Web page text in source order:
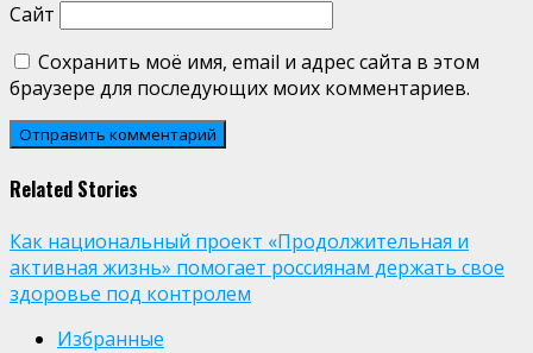
Сайт
Сохранить моё имя, email и адрес сайта в этом
браузере для последующих моих комментариев.
Related Stories
Как национальный проект «Продолжительная и
активная жизнь» помогает россиянам держать свое
здоровье под контролем
Избранные